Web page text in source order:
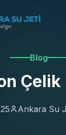
Blog
Çelik
Ankara Su